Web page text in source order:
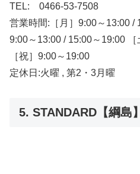
TEL: 0466-53-7508
営業時間:［月］9:00～13:00 /
9:00～13:00 / 15:00～19:00
［祝］9:00～19:00
定休日:火曜 , 第2・3月曜
5. STANDARD【綱島】